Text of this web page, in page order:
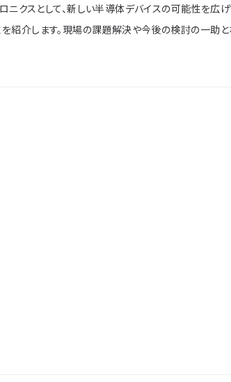
ニクスとして、新しい半導体デバイスの可能性を広げ
紹介します。現場の課題解決や今後の検討の一助